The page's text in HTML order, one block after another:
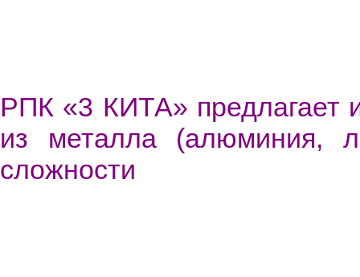
РПК «3 КИТА» предлагает
из металла (алюминия,
сложности